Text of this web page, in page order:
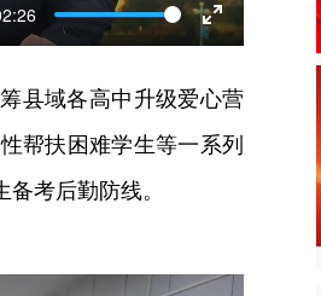
Enter
fullscreen
县域各高中升级爱心营
帮扶困难学生等一系列
考后勤防线。